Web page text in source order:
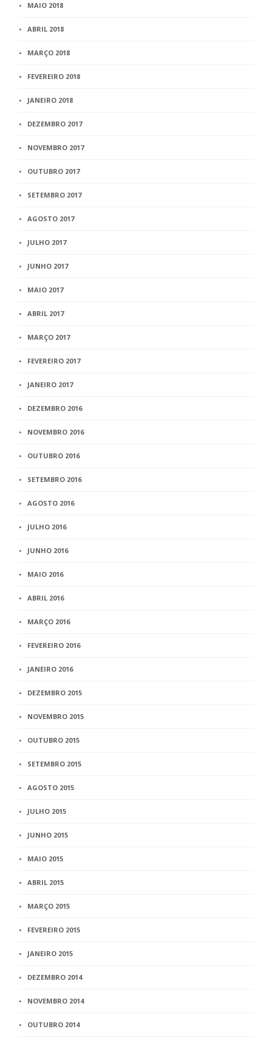
MAIO 2018
ABRIL 2018
MARÇO 2018
FEVEREIRO 2018
JANEIRO 2018
DEZEMBRO 2017
NOVEMBRO 2017
OUTUBRO 2017
SETEMBRO 2017
AGOSTO 2017
JULHO 2017
JUNHO 2017
MAIO 2017
ABRIL 2017
MARÇO 2017
FEVEREIRO 2017
JANEIRO 2017
DEZEMBRO 2016
NOVEMBRO 2016
OUTUBRO 2016
SETEMBRO 2016
AGOSTO 2016
JULHO 2016
JUNHO 2016
MAIO 2016
ABRIL 2016
MARÇO 2016
FEVEREIRO 2016
JANEIRO 2016
DEZEMBRO 2015
NOVEMBRO 2015
OUTUBRO 2015
SETEMBRO 2015
AGOSTO 2015
JULHO 2015
JUNHO 2015
MAIO 2015
ABRIL 2015
MARÇO 2015
FEVEREIRO 2015
JANEIRO 2015
DEZEMBRO 2014
NOVEMBRO 2014
OUTUBRO 2014